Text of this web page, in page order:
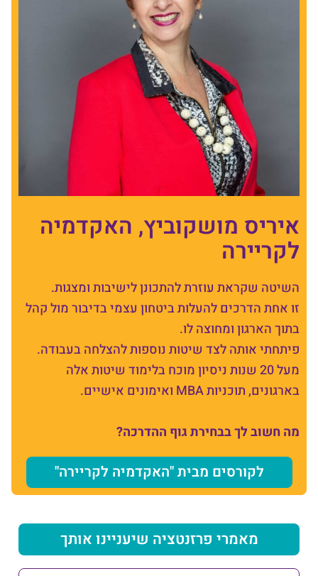
איריס מושקוביץ, האקדמיה
לקריירה
השיטה שקראת עוזרת להתכונן לישיבות ומצגות.
זו אחת הדרכים להעלות ביטחון עצמי בדיבור מול קהל
בתוך הארגון ומחוצה לו.
פיתחתי אותה לצד שיטות נוספות להצלחה בעבודה.
מעל 20 שנות ניסיון מוכח בלימוד שיטות אלה
בארגונים, תוכניות MBA ואימונים אישיים.
מה חשוב לך בבחירת גוף ההדרכה?
לקורסים מבית "האקדמיה לקריירה"
מאמרי פרזנטציה שיעניינו אותך